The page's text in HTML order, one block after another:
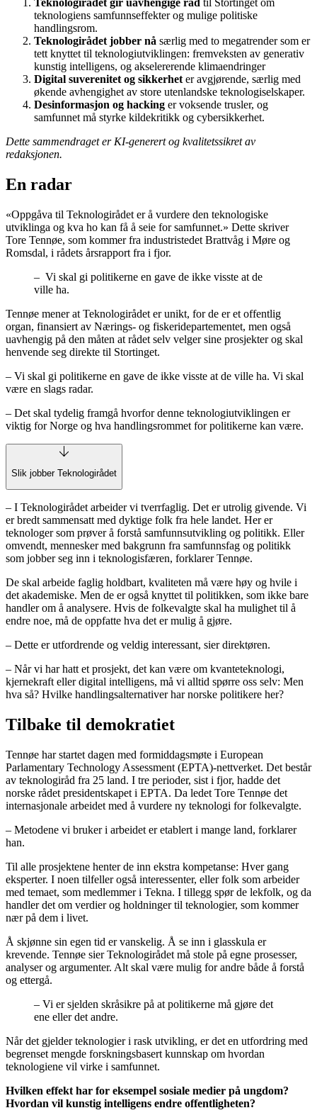
Teknologirådet gir uavhengige råd til Stortinget om
teknologiens samfunnseffekter og mulige politiske
handlingsrom.
Teknologirådet jobber nå særlig med to megatrender som er
tett knyttet til teknologiutviklingen: fremveksten av generativ
kunstig intelligens, og akselererende klimaendringer
Digital suverenitet og sikkerhet er avgjørende, særlig med
økende avhengighet av store utenlandske teknologiselskaper.
Desinformasjon og hacking er voksende trusler, og
samfunnet må styrke kildekritikk og cybersikkerhet.
Dette sammendraget er KI-generert og kvalitetssikret av
redaksjonen.
En radar
«Oppgåva til Teknologirådet er å vurdere den teknologiske
utviklinga og kva ho kan få å seie for samfunnet.» Dette skriver
Tore Tennøe, som kommer fra industristedet Brattvåg i Møre og
Romsdal, i rådets årsrapport fra i fjor.
– Vi skal gi politikerne en gave de ikke visste at de
ville ha.
Tennøe mener at Teknologirådet er unikt, for de er et offentlig
organ, finansiert av Nærings- og fiskeridepartementet, men også
uavhengig på den måten at rådet selv velger sine prosjekter og skal
henvende seg direkte til Stortinget.
– Vi skal gi politikerne en gave de ikke visste at de ville ha. Vi skal
være en slags radar.
– Det skal tydelig framgå hvorfor denne teknologiutviklingen er
viktig for Norge og hva handlingsrommet for politikerne kan være.
Slik jobber Teknologirådet
– I Teknologirådet arbeider vi tverrfaglig. Det er utrolig givende. Vi
er bredt sammensatt med dyktige folk fra hele landet. Her er
teknologer som prøver å forstå samfunnsutvikling og politikk. Eller
omvendt, mennesker med bakgrunn fra samfunnsfag og politikk
som jobber seg inn i teknologisfæren, forklarer Tennøe.
De skal arbeide faglig holdbart, kvaliteten må være høy og hvile i
det akademiske. Men de er også knyttet til politikken, som ikke bare
handler om å analysere. Hvis de folkevalgte skal ha mulighet til å
endre noe, må de oppfatte hva det er mulig å gjøre.
– Dette er utfordrende og veldig interessant, sier direktøren.
– Når vi har hatt et prosjekt, det kan være om kvanteteknologi,
kjernekraft eller digital intelligens, må vi alltid spørre oss selv: Men
hva så? Hvilke handlingsalternativer har norske politikere her?
Tilbake til demokratiet
Tennøe har startet dagen med formiddagsmøte i European
Parlamentary Technology Assessment (EPTA)-nettverket. Det består
av teknologiråd fra 25 land. I tre perioder, sist i fjor, hadde det
norske rådet presidentskapet i EPTA. Da ledet Tore Tennøe det
internasjonale arbeidet med å vurdere ny teknologi for folkevalgte.
– Metodene vi bruker i arbeidet er etablert i mange land, forklarer
han.
Til alle prosjektene henter de inn ekstra kompetanse: Hver gang
eksperter. I noen tilfeller også interessenter, eller folk som arbeider
med temaet, som medlemmer i Tekna. I tillegg spør de lekfolk, og da
handler det om verdier og holdninger til teknologier, som kommer
nær på dem i livet.
Å skjønne sin egen tid er vanskelig. Å se inn i glasskula er
krevende. Tennøe sier Teknologirådet må stole på egne prosesser,
analyser og argumenter. Alt skal være mulig for andre både å forstå
og ettergå.
– Vi er sjelden skråsikre på at politikerne må gjøre det
ene eller det andre.
Når det gjelder teknologier i rask utvikling, er det en utfordring med
begrenset mengde forskningsbasert kunnskap om hvordan
teknologiene vil virke i samfunnet.
Hvilken effekt har for eksempel sosiale medier på ungdom?
Hvordan vil kunstig intelligens endre offentligheten?